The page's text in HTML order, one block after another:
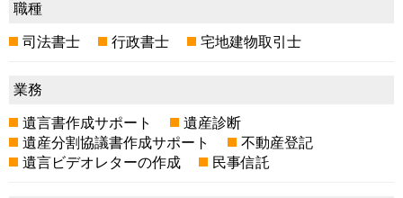
職種
司法書士 行政書士 宅地建物取引士
業務
遺言書作成サポート
遺産診断
遺産分割協議書作成サポート
不動産登記
遺言ビデオレターの作成
民事信託